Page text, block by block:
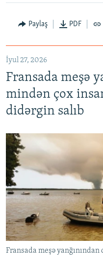
Paylaş PDF
İyul 27, 2026
Fransada meşə
mindən çox
didərgin salıb
Fransada meşə